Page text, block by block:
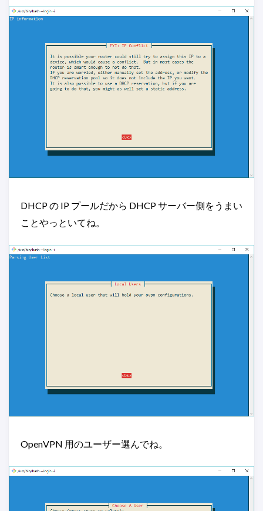
DHCP の IP プールだから DHCP サーバー側をうまい
ことやっといてね。
OpenVPN 用のユーザー選んでね。